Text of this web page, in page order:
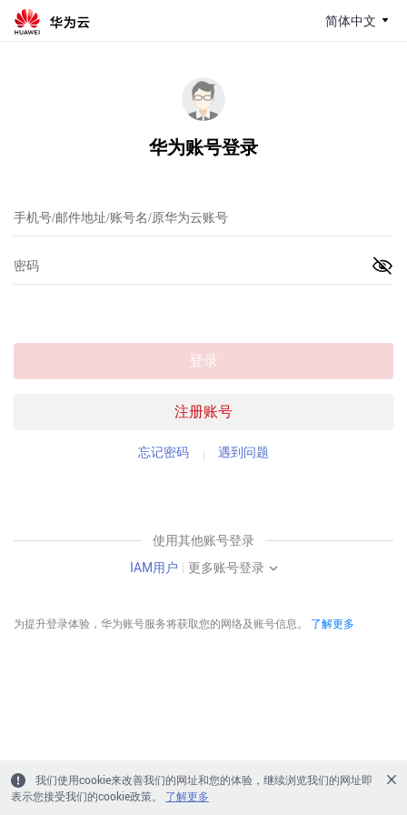
简体中文
华为账号登录
注册账号
登录
忘记密码 遇到问题
使用其他账号登录
IAM用户 | 更多账号登录
为提升登录体验，华为账号服务将获取您的网络及账号信息。 了解更多
我们使用cookie来改善我们的网址和您的体验，继续浏览我们的网址即
表示您接受我们的cookie政策。
了解更多